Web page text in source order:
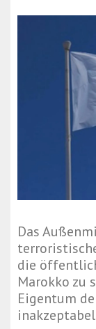
Das
die
Marokko zu
Eigentum